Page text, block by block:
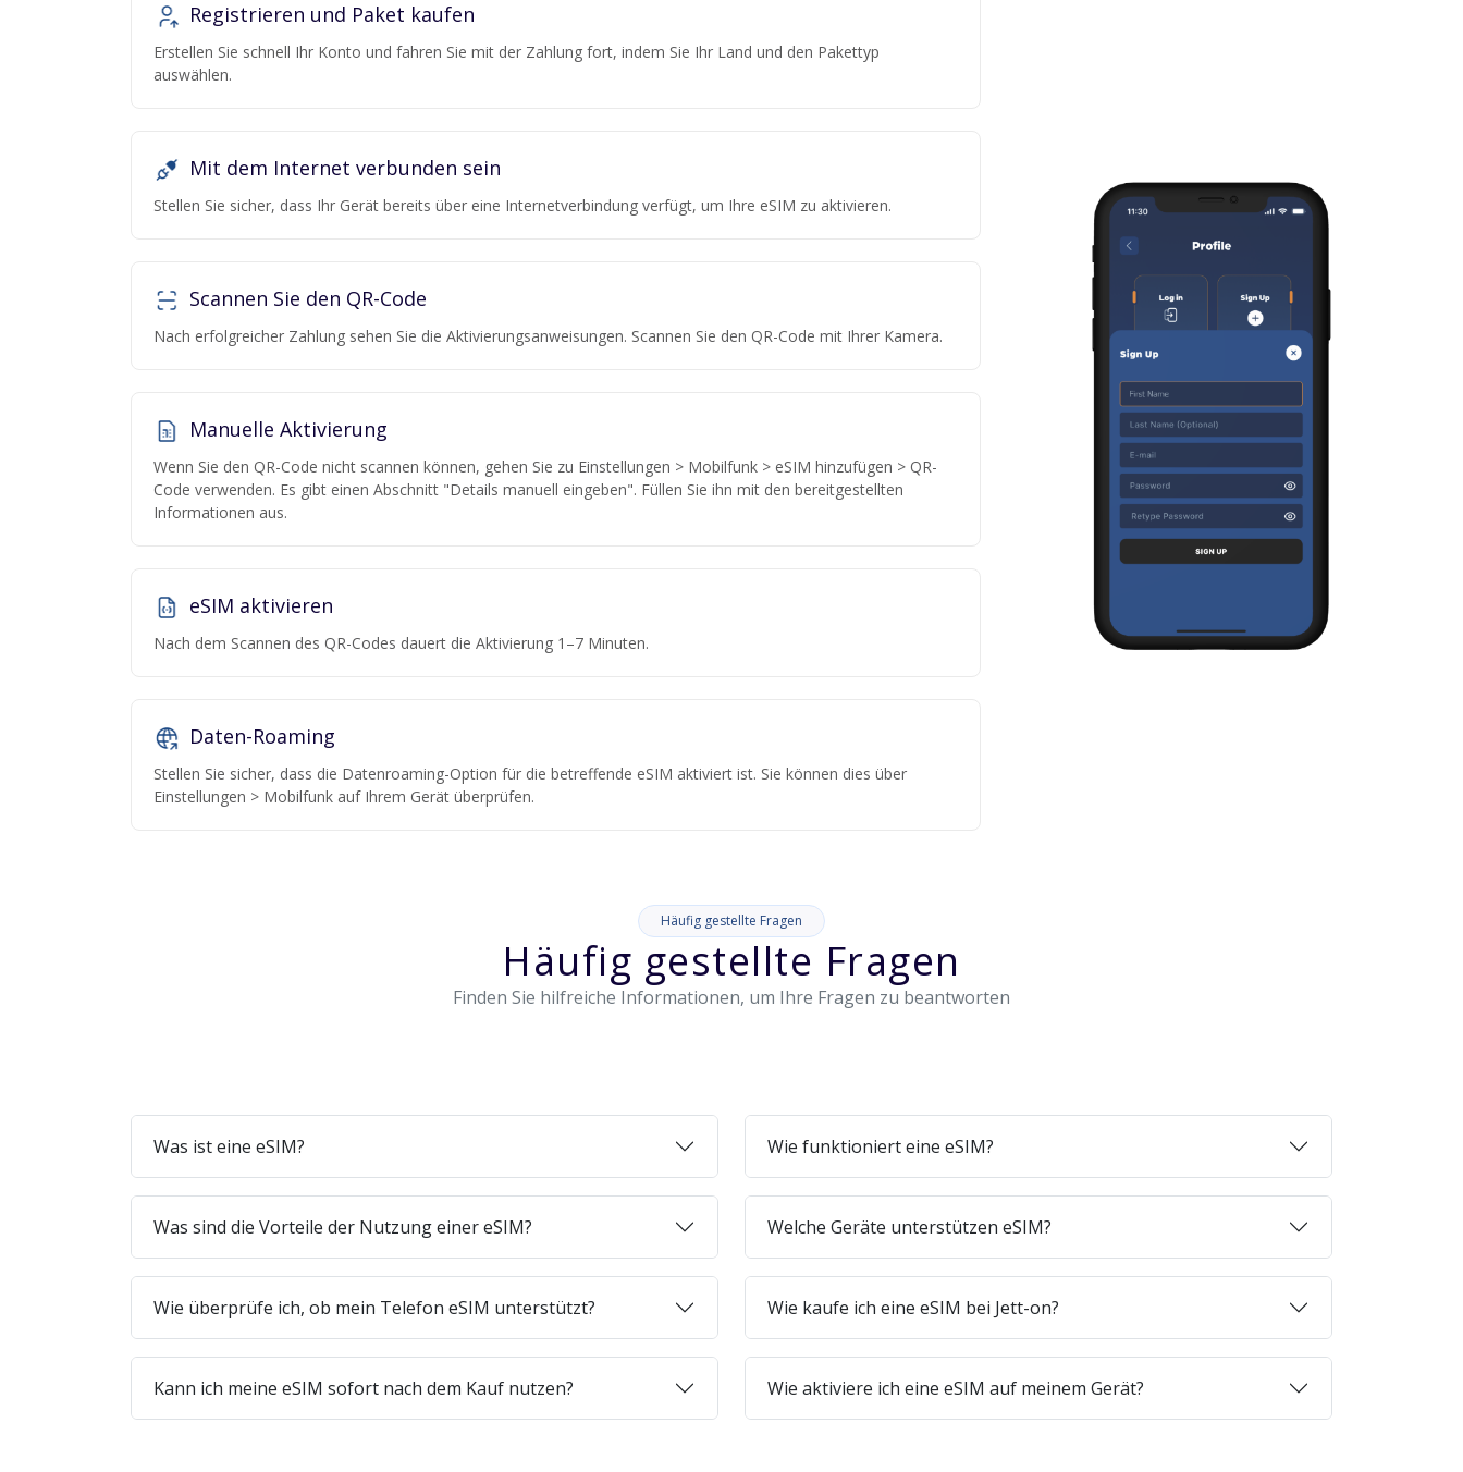
Registrieren und Paket kaufen
Erstellen Sie schnell Ihr Konto und fahren Sie mit der Zahlung fort, indem Sie Ihr Land und den Pakettyp
auswählen.
Mit dem Internet verbunden sein
Stellen Sie sicher, dass Ihr Gerät bereits über eine Internetverbindung verfügt, um Ihre eSIM zu aktivieren.
Scannen Sie den QR-Code
Nach erfolgreicher Zahlung sehen Sie die Aktivierungsanweisungen. Scannen Sie den QR-Code mit Ihrer Kamera.
Manuelle Aktivierung
Wenn Sie den QR-Code nicht scannen können, gehen Sie zu Einstellungen > Mobilfunk > eSIM hinzufügen > QR-
Code verwenden. Es gibt einen Abschnitt "Details manuell eingeben". Füllen Sie ihn mit den bereitgestellten
Informationen aus.
eSIM aktivieren
Nach dem Scannen des QR-Codes dauert die Aktivierung 1–7 Minuten.
Daten-Roaming
Stellen Sie sicher, dass die Datenroaming-Option für die betreffende eSIM aktiviert ist. Sie können dies über
Einstellungen > Mobilfunk auf Ihrem Gerät überprüfen.
Häufig gestellte Fragen
Häufig gestellte Fragen
Finden Sie hilfreiche Informationen, um Ihre Fragen zu beantworten
Was ist eine eSIM? Wie funktioniert eine eSIM?
Was sind die Vorteile der Nutzung einer eSIM? Welche Geräte unterstützen eSIM?
Wie überprüfe ich, ob mein Telefon eSIM unterstützt? Wie kaufe ich eine eSIM bei Jett-on?
Kann ich meine eSIM sofort nach dem Kauf nutzen? Wie aktiviere ich eine eSIM auf meinem Gerät?